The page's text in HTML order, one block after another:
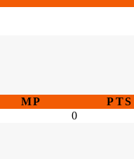
MP PTS
0